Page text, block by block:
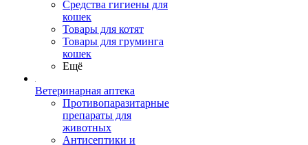
Средства гигиены для
кошек
Товары для котят
Товары для груминга
кошек
Ещё
Ветеринарная аптека
Противопаразитарные
препараты для
животных
Антисептики и